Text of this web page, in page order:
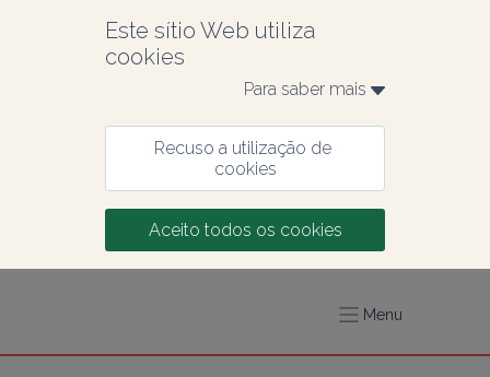
Este sítio Web utiliza
cookies
Para saber mais
Recuso a utilização de
cookies
Aceito todos os cookies
Menu